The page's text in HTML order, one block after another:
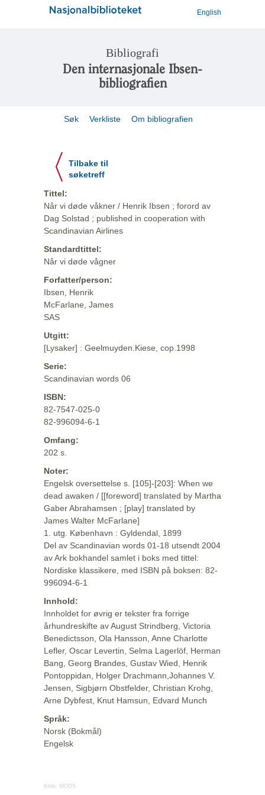
English
Bibliografi
Den internasjonale Ibsen-
bibliografien
Søk Verkliste Om bibliografien
Tilbake til
søketreff
Tittel:
Når vi døde våkner / Henrik Ibsen ; forord av
Dag Solstad ; published in cooperation with
Scandinavian Airlines
Standardtittel:
Når vi døde vågner
Forfatter/person:
Ibsen, Henrik
McFarlane, James
SAS
Utgitt:
[Lysaker] : Geelmuyden.Kiese, cop.1998
Serie:
Scandinavian words 06
ISBN:
82-7547-025-0
82-996094-6-1
Omfang:
202 s.
Noter:
Engelsk oversettelse s. [105]-[203]: When we
dead awaken / [[foreword] translated by Martha
Gaber Abrahamsen ; [play] translated by
James Walter McFarlane]
1. utg. København : Gyldendal, 1899
Del av Scandinavian words 01-18 utsendt 2004
av Ark bokhandel samlet i boks med tittel:
Nordiske klassikere, med ISBN på boksen: 82-
996094-6-1
Innhold:
Innholdet for øvrig er tekster fra forrige
århundreskifte av August Strindberg, Victoria
Benedictsson, Ola Hansson, Anne Charlotte
Lefler, Oscar Levertin, Selma Lagerlöf, Herman
Bang, Georg Brandes, Gustav Wied, Henrik
Pontoppidan, Holger Drachmann,Johannes V.
Jensen, Sigbjørn Obstfelder, Christian Krohg,
Arne Dybfest, Knut Hamsun, Edvard Munch
Språk:
Norsk (Bokmål)
Engelsk
Kilde: MODS